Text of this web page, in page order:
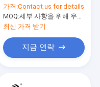
PC200-8MO를 필터링
합니다
가격:Contact us for details
MOQ:세부 사항을 위해 우리와 연락하세요
최신 가격 받기
지금 연락